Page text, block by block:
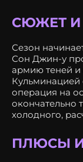
СЮЖЕТ
Сезон
Сон Джин-у
армию теней и
Кульминацией
операция на
окончательно
холодного,
ПЛЮСЫ